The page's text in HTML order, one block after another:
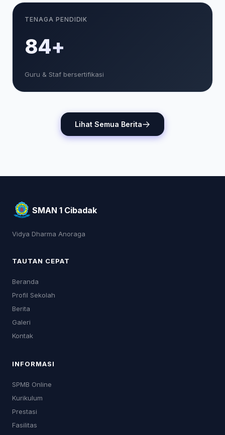
TENAGA PENDIDIK
85+
Guru & Staf bersertifikasi
Lihat Semua Berita
SMAN 1 Cibadak
Vidya Dharma Anoraga
TAUTAN CEPAT
Beranda
Profil Sekolah
Berita
Galeri
Kontak
INFORMASI
SPMB Online
Kurikulum
Prestasi
Fasilitas